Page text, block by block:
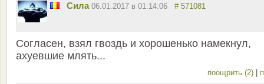
Сила 06.01.2017 в 01:14:06 # 571081
Согласен, взял гвоздь и хорошенько намекнул,
ахуевшие млять...
поощрить (2)